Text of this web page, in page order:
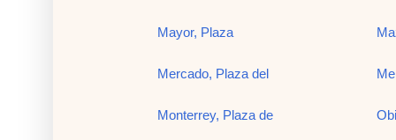
Mayor, Plaza
Mercado, Plaza del
Monterrey, Plaza de